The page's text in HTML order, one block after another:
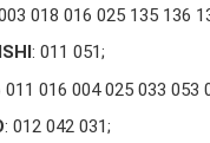
018 016 025 135 136
: 011 051;
011 016 004 025 033 053
: 012 042 031;